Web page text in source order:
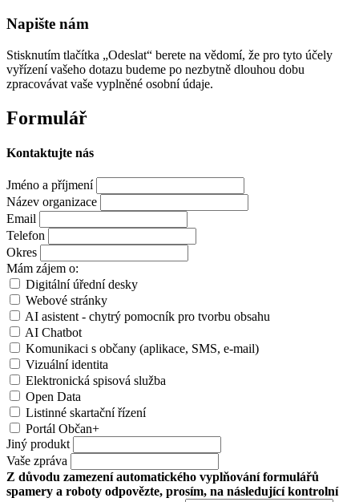
Napište nám
Stisknutím tlačítka „Odeslat“ berete na vědomí, že pro tyto účely
vyřízení vašeho dotazu budeme po nezbytně dlouhou dobu
zpracovávat vaše vyplněné osobní údaje.
Formulář
Kontaktujte nás
Jméno a příjmení
Název organizace
Email
Telefon
Okres
Mám zájem o:
Digitální úřední desky
Webové stránky
AI asistent - chytrý pomocník pro tvorbu obsahu
AI Chatbot
Komunikaci s občany (aplikace, SMS, e-mail)
Vizuální identita
Elektronická spisová služba
Open Data
Listinné skartační řízení
Portál Občan+
Jiný produkt
Vaše zpráva
Z důvodu zamezení automatického vyplňování formulářů
spamery a roboty odpovězte, prosím, na následující kontrolní